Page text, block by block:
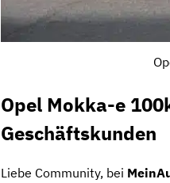
Opel Mokka-e
Geschäftskunden
Liebe Community, bei